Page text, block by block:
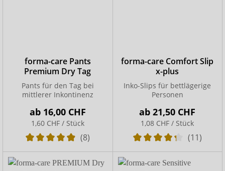
forma-care Pants
Premium Dry Tag
Pants für den Tag bei
mittlerer Inkontinenz
ab 16,00 CHF
1,60 CHF / Stück
(8)
forma-care Comfort Slip
x-plus
Inko-Slips für bettlägerige
Personen
ab21,50 CHF
1,08 CHF / Stück
(11)